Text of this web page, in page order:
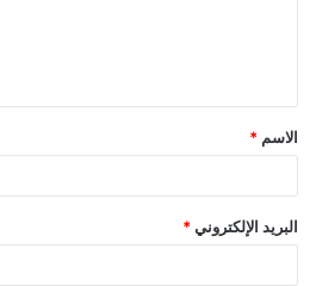
الاسم *
البريد الإلكتروني *